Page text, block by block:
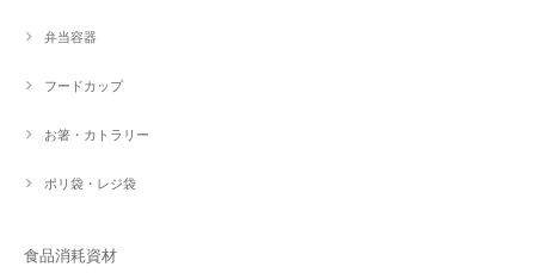
弁当容器
フードカップ
お箸・カトラリー
ポリ袋・レジ袋
食品消耗資材